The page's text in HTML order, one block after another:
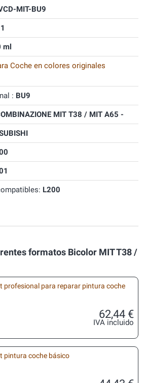
MIT-BU9
ml
Coche en colores originales
: BU9
MIT T38 / MIT A65 -
L200
formatos Bicolor MIT T38 /
profesional para reparar pintura coche
62,44 €
IVA incluido
pintura coche básico